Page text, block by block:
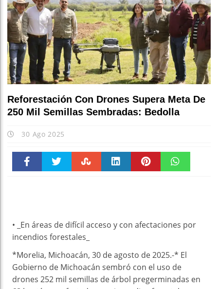
Reforestación Con Drones Supera Meta De
250 Mil Semillas Sembradas: Bedolla
30 Ago 2025
• _En áreas de difícil acceso y con afectaciones por
incendios forestales_
*Morelia, Michoacán, 30 de agosto de 2025.-* El
Gobierno de Michoacán sembró con el uso de
drones 252 mil semillas de árbol pregerminadas en